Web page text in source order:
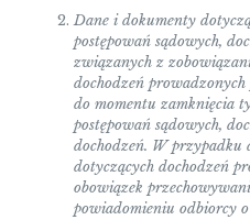
Dane i dokumenty
postępowań sądowych,
związanych z
dochodzeń
do momentu zamknięcia
postępowań sądowych,
dochodzeń. W przypadku
dotyczących dochodzeń
obowiązek
powiadomieniu odbiorcy